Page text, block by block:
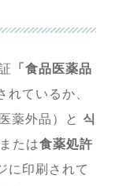
「食品医薬品
れているか、
医薬外品）と 식
たは食薬処許
に印刷されて